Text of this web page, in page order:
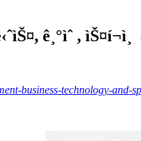
ê¸°ìˆ ,
business-technology-and-